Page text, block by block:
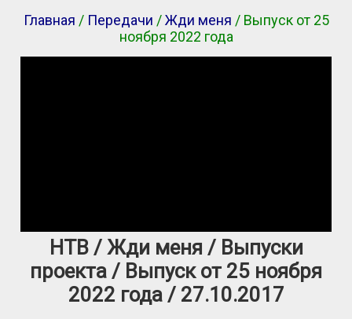
Главная / Передачи /Жди меня / Выпуск от 25
ноября 2022 года
НТВ / Жди меня / Выпуски
проекта / Выпуск от 25 ноября
2022 года / 27.10.2017